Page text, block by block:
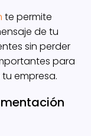
te permite
de tu
sin perder
para
empresa.